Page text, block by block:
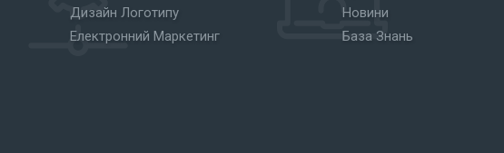
Дизайн Логотипу
Електронний Маркетинг
Новини
База Знань